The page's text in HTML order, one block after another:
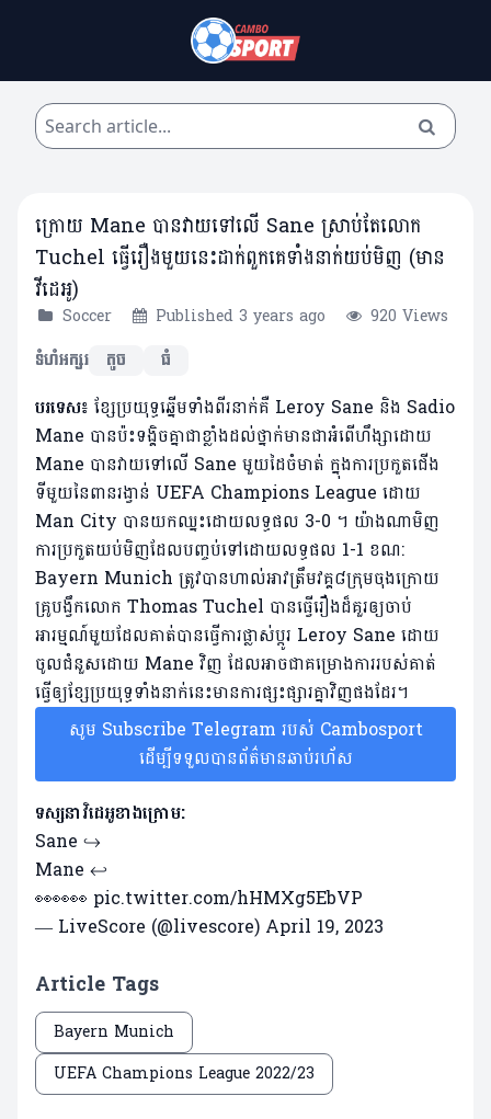
ក្រោយ Mane បានវាយទៅលើ Sane ស្រាប់តែលោក
Tuchel ធ្វើរឿងមួយនេះដាក់ពួកគេទាំងនាក់យប់មិញ (មាន
វីដេអូ)
Soccer Published 3 years ago
920 Views
ទំហំអក្សរ
តូច ធំ
បរទេស៖ ខ្សែប្រយុទ្ធឆ្នើមទាំងពីរនាក់គឺ Leroy Sane និង Sadio
Mane ​បានប៉ះទង្គិចគ្នាជាខ្លាំងដល់ថ្នាក់មានជាអំពើហឹង្សាដោយ ​
Mane បានវាយទៅលើ Sane មួយដៃចំមាត់ ក្នុងការប្រកួតជើង
ទីមួយនៃពានរង្វាន់ ​UEFA Champions League ដោយ
Man City បានយកឈ្នះដោយលទ្ធផល 3-0 ។ យ៉ាងណាមិញ
ការប្រកួតយប់មិញដែលបញ្ចប់ទៅដោយលទ្ធផល 1-1 ខណ:
Bayern Munich ត្រូវបានហាល់អាវត្រឹមវគ្គ៨ក្រុមចុងក្រោយ
គ្រូបង្វឹកលោក Thomas Tuchel បានធ្វើរឿងដ៏គួរឲ្យចាប់
អារម្មណ៍មួយដែលគាត់បានធ្វើការផ្លាស់ប្តូរ Leroy Sane ដោយ
ចូលជំនួសដោយ Mane វិញ ដែលអាចជាគម្រោងការរបស់គាត់
ធ្វើឲ្យខ្សែប្រយុទ្ធទាំងនាក់នេះមានការផ្សះផ្សារគ្នាវិញផងដែរ។
សូម Subscribe Telegram របស់ Cambosport
ដើម្បីទទួលបានព័ត៌មានឆាប់រហ័ស
ទស្សនាវិដេអូខាងក្រោម:
Sane ↪️
Mane ↩️
👀👀👀 pic.twitter.com/hHMXg5EbVP
— LiveScore (@livescore) April 19, 2023
Article Tags
Bayern Munich
UEFA Champions League 2022/23